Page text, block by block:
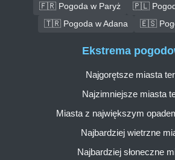
🇫🇷 Pogoda w Paryż
🇵🇱
🇹🇷 Pogoda w Adana
🇪🇸
Ekstrema
Najgorętsze miasta
Najzimniejsze miasta
Miasta z największym
Najbardziej wietrzne
Najbardziej słoneczne